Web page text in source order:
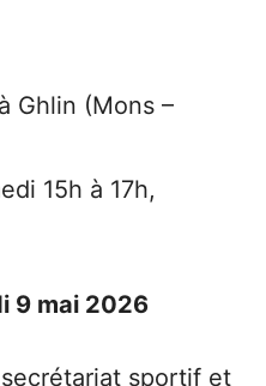
Ghlin (Mons –
15h à 17h,
9 mai 2026
sportif et